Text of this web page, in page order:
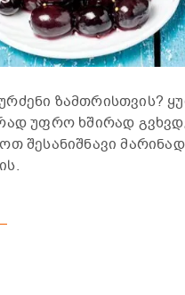
ზამთრისთვის?
უფრო ხშირად
შესანიშნავი